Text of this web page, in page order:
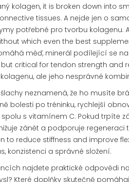
kolagen, it is broken down into
tissues. A nejde jen o
potřebné pro tvorbu kolagenu.
which even the best
měď, minerál podílející se
critical for tendon strength and
ale jeho nesprávné
neznamená, že ho musíte
bolesti po tréninku, rychlejší
spolu s vitamínem C. Pokud trpíte
zánět a podporuje regeneraci
to reduce stiffness and improve
konzistenci a správné složení.
najdete praktické odpovědi
Které doplňky skutečně